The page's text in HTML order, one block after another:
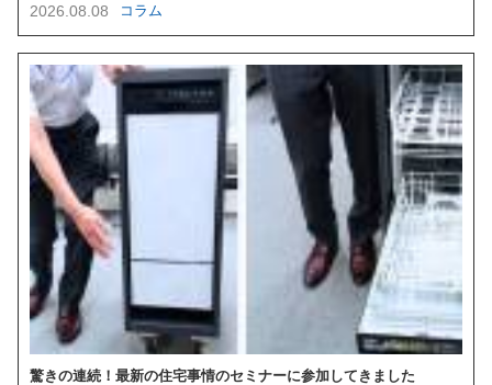
2026.08.08 コラム
驚きの連続！最新の住宅事情のセミナーに参加してきました